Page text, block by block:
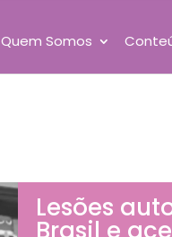
Quem Somos
Lesões